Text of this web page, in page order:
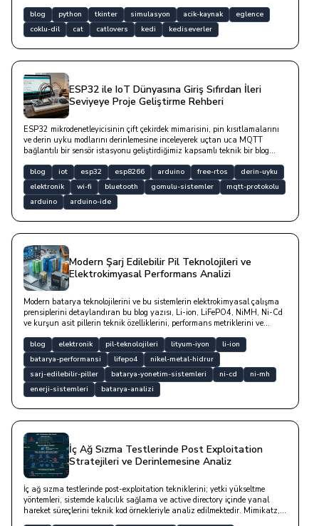
Türkçe olarak karşılıyor. Uzun süre hareketsiz kaldığında estetik
konuşma balonlarıyla size fısıldayan bu sevimli dost, arkasındaki
pencerelere dokunmanızı engellemeyen tıklama geçirgenliği ve asenkron
mırlama sesiyle dijital çalışma alanınıza sıcak bir neşe katar.
blog python tkinter simulasyon acik-kaynak
eglence
coklu-dil
cat catlovers kedi kediseverler
ESP32 ile IoT Dünyasına Giriş Sıfırdan İleri
Seviyeye Proje Geliştirme Rehberi
ESP32 mikrodenetleyicisinin çift çekirdek mimarisini, pin kısıtlamalarını
ve derin uyku modlarını derinlemesine inceleyerek uçtan uca MQTT
bağlantılı bir sensör istasyonu geliştirdiğimiz kapsamlı teknik bir blog
blog iot esp32 esp8266 arduino free-rtos
derin-uyku
elektronik
wi-fi bluetooth gomulu-sistemler
mqtt-protokolu
arduino
arduino-ide
Modern Şarj Edilebilir Pil Teknolojileri ve
Elektrokimyasal Performans Analizi
Modern batarya teknolojilerini ve bu sistemlerin elektrokimyasal çalışma
prensiplerini detaylandıran bu blog yazısı, Li-ion, LiFePO4, NiMH, Ni-Cd
ve kurşun asit pillerin teknik özelliklerini, performans metriklerini ve
blog elektronik pil-teknolojileri lityum-iyon
li-ion
batarya-performansi
lifepo4
nikel-metal-hidrur
sarj-edilebilir-piller
batarya-yonetim-sistemleri ni-cd
ni-mh
enerji-sistemleri
batarya-analizi
İç Ağ Sızma Testlerinde Post Exploitation
Stratejileri ve Derinlemesine Analiz
İç ağ sızma testlerinde post-exploitation tekniklerini; yetki yükseltme
yöntemleri, sistemde kalıcılık sağlama ve active directory içinde yanal
hareket süreçlerini teknik kod örnekleriyle analiz edilmektedir. Mimikatz,